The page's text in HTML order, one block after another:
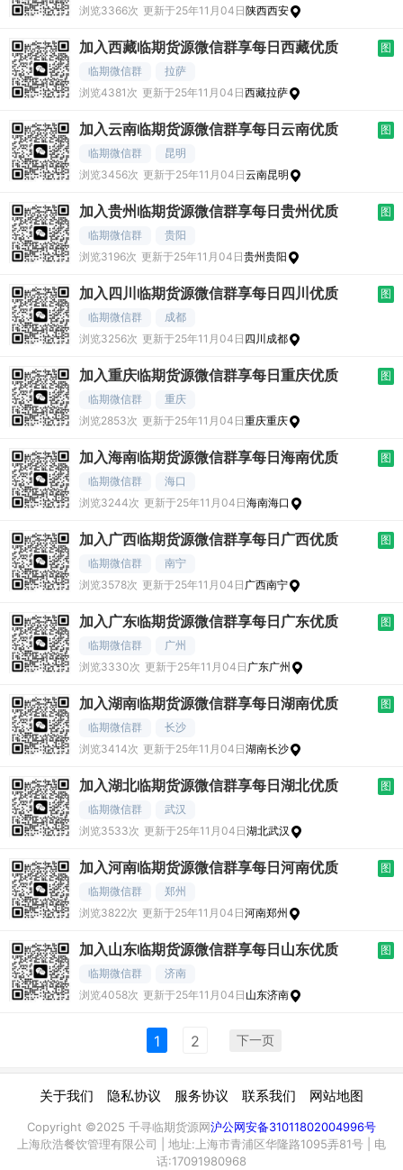
浏览3366次 更新于25年11月04日陕西西安
加入西藏临期货源微信群享每日西藏优质
图
临期微信群
拉萨
浏览4381次 更新于25年11月04日西藏拉萨
加入云南临期货源微信群享每日云南优质
图
临期微信群
昆明
浏览3456次 更新于25年11月04日云南昆明
加入贵州临期货源微信群享每日贵州优质
图
临期微信群
贵阳
浏览3196次 更新于25年11月04日贵州贵阳
加入四川临期货源微信群享每日四川优质
图
临期微信群
成都
浏览3256次 更新于25年11月04日 四川成都
加入重庆临期货源微信群享每日重庆优质
图
临期微信群
重庆
浏览2853次 更新于25年11月04日重庆重庆
加入海南临期货源微信群享每日海南优质
图
临期微信群
海口
浏览3244次 更新于25年11月04日海南海口
加入广西临期货源微信群享每日广西优质
图
临期微信群
南宁
浏览3578次 更新于25年11月04日 广西南宁
加入广东临期货源微信群享每日广东优质
图
临期微信群
广州
浏览3330次 更新于25年11月04日 广东广州
加入湖南临期货源微信群享每日湖南优质
图
临期微信群
长沙
浏览3414次 更新于25年11月04日湖南长沙
加入湖北临期货源微信群享每日湖北优质
图
临期微信群
武汉
浏览3533次 更新于25年11月04日湖北武汉
加入河南临期货源微信群享每日河南优质
图
临期微信群
郑州
浏览3822次 更新于25年11月04日河南郑州
加入山东临期货源微信群享每日山东优质
图
临期微信群
济南
浏览4058次 更新于25年11月04日 山东济南
1 2 下一页
关于我们 隐私协议 服务协议 联系我们 网站地图
Copyright ©2025 千寻临期货源网沪公网安备31011802004996号
上海欣浩餐饮管理有限公司 | 地址:上海市青浦区华隆路1095弄81号 | 电
话:17091980968